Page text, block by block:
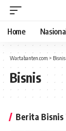
Home Nasional
Wartabanten.com > Bisnis
Bisnis
Berita Bisnis